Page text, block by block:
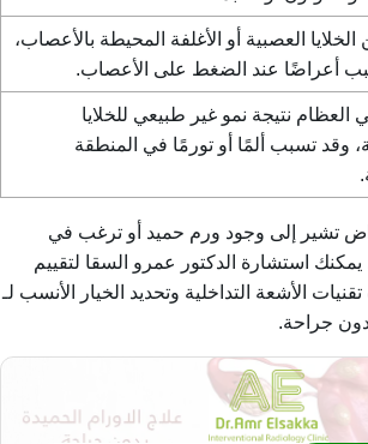
العصبية أو الأغلفة المحيطة بالأعصاب،
أعراضًا عند الضغط على الأعصاب.
العظام نتيجة نمو غير طبيعي للخلايا
وقد تسبب ألمًا أو تورمًا في المنطقة
تشير إلى وجود ورم حميد أو ترغب في
استشارة الدكتور عمرو السقا لتقييم
الأشعة التداخلية وتحديد الخيار الأنسب لـ
جراحة.